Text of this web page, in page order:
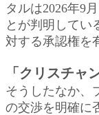
タルは2026年9
とが判明してい
対する承認権を
「クリスチャ
そうしたなか、
の交渉を明確に